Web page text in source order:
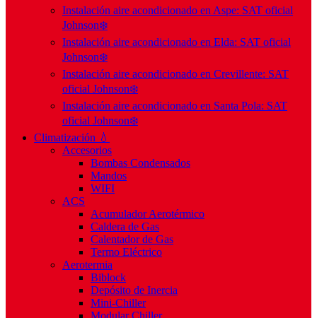
Instalación aire acondicionado en Aspe: SAT oficial
Johnson❄️
Instalación aire acondicionado en Elda: SAT oficial
Johnson❄️
Instalación aire acondicionado en Crevillente: SAT
oficial Johnson❄️
Instalación aire acondicionado en Santa Pola: SAT
oficial Johnson❄️
Climatización 💧
Accesorios
Bombas Condensados
Mandos
WIFI
ACS
Acumulador Aerotérmico
Caldera de Gas
Calentador de Gas
Termo Eléctrico
Aerotermia
Biblock
Depósito de Inercia
Mini-Chiller
Modular Chiller